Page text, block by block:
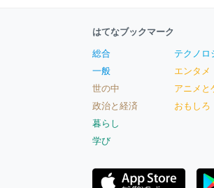
はてなブックマーク
総合
一般
世の中
政治と経済
暮らし
学び
テクノロ
エンタメ
アニメと
おもしろ